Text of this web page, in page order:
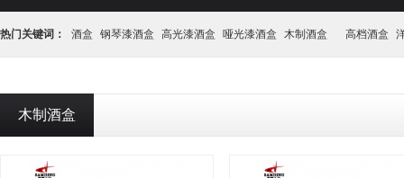
热门关键词： 酒盒 钢琴漆酒盒 高光漆酒盒 哑光漆酒盒 木制酒盒 高档酒盒
木制酒盒